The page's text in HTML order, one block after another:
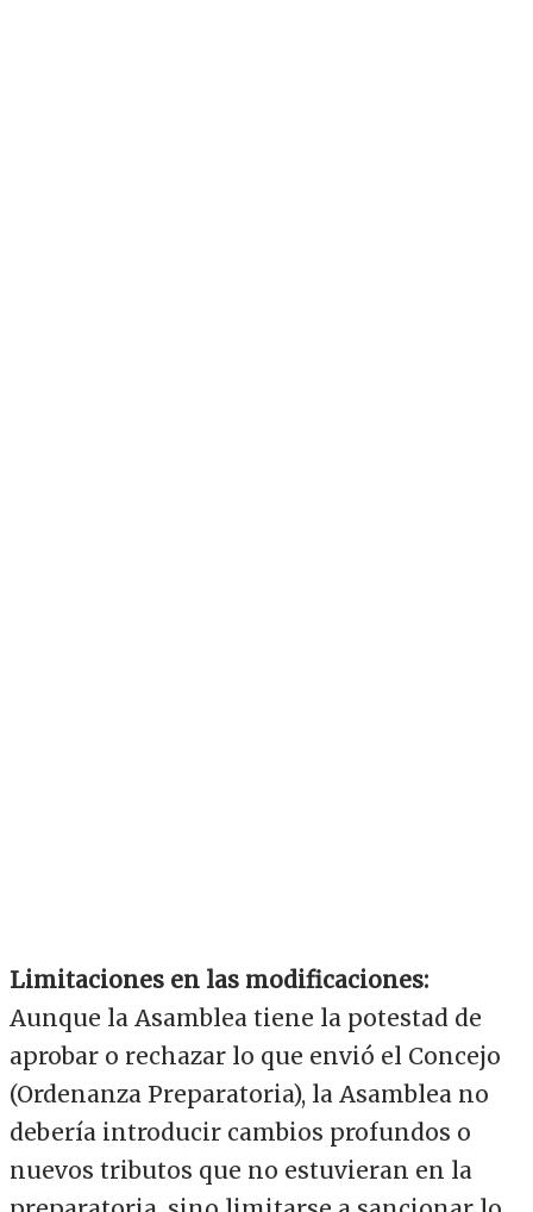
Limitaciones en las modificaciones:
Aunque la Asamblea tiene la potestad de
aprobar o rechazar lo que envió el Concejo
(Ordenanza Preparatoria), la Asamblea no
debería introducir cambios profundos o
nuevos tributos que no estuvieran en la